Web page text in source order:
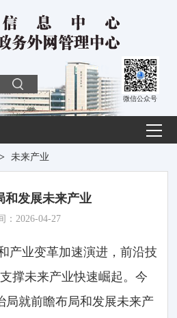
微信公众号
> 未来产业
和发展未来产业
：2026-04-27
产业变革加速演进，前沿技
撑未来产业快速崛起。今
局就前瞻布局和发展未来产